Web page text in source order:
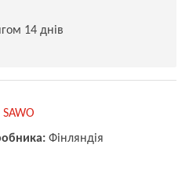
14 днів
SAWO
Фінляндія